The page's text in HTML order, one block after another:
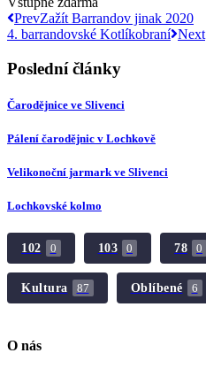
PrevZažít Barrandov jinak 2020
4. barrandovské Kotlíkobraní Next
Poslední články
Čarodějnice ve Slivenci
Pálení čarodějnic v Lochkově
Velikonoční jarmark ve Slivenci
Lochkovské kolmo
102 0 103 0 78 0
Kultura 87 Oblíbené 6
O nás